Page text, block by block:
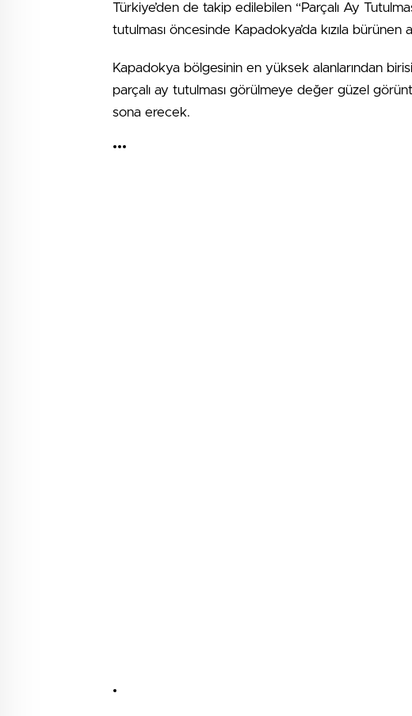
Türkiye’den de takip edilebilen “Parçalı Ay
tutulması öncesinde Kapadokya’da kızıla
Kapadokya bölgesinin en yüksek alanlarından
parçalı ay tutulması görülmeye değer güzel
sona erecek.